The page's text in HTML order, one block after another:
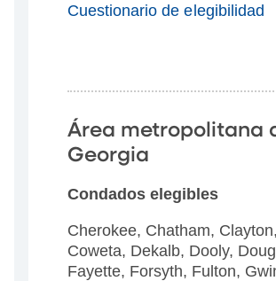
Cuestionario de elegibilidad
Área metropolitana
Georgia
Condados elegibles
Cherokee, Chatham,
Coweta, Dekalb, Dooly,
Fayette, Forsyth, Fulton,